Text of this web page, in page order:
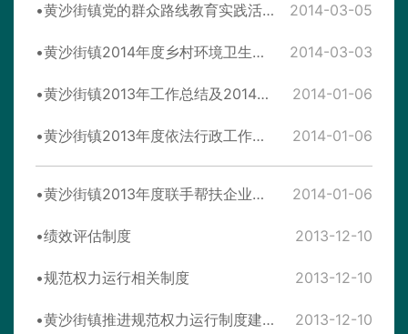
黄沙街镇党的群众路线教育实践活动时间安排表、路线图 2014-03-05
黄沙街镇2014年度乡村环境卫生整治工作考核奖惩办法 2014-03-03
黄沙街镇2013年工作总结及2014年工作规划 2014-01-06
黄沙街镇2013年度依法行政工作总结 2014-01-06
黄沙街镇2013年度联手帮扶企业工作总结 2014-01-06
绩效评估制度 2013-12-10
规范权力运行相关制度 2013-12-10
黄沙街镇推进规范权力运行制度建设实施方案 2013-12-10